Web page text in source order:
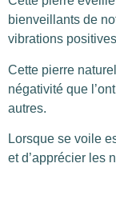
bienveillants de
vibrations
Cette pierre
négativité que
autres.
Lorsque se voile
et d’apprécier les